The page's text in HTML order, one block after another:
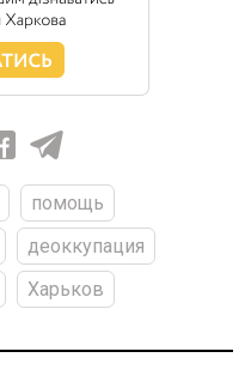
помощь
деоккупация
Харьков